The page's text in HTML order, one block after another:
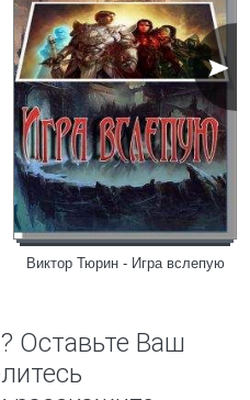
Виктор Тюрин - Игра вслепую
Оставьте Ваш